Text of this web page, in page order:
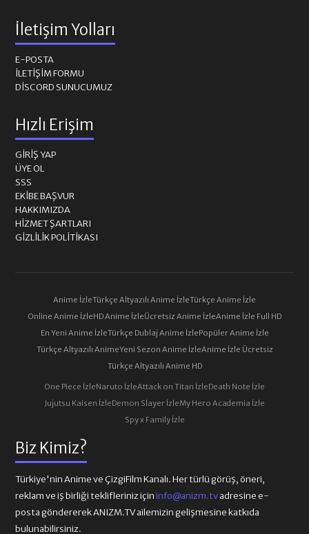
Biz Kimiz?
Türkiye'nin Anime ve ÇizgiFilm Kanalı. Her türlü görüş, öneri,
reklam ve iş birliği teklifleriniz içininfo@anizm.tvadresine e-
posta göndererek ANIZM.TV ailemizin gelişmesine katkıda
bulunabilirsiniz.
İletişim Yolları
E-POSTA
İLETIŞIM FORMU
DISCORD SUNUCUMUZ
Hızlı Erişim
GIRIŞ YAP
ÜYE OL
SSS
EKIBE BAŞVUR
HAKKIMIZDA
HIZMET ŞARTLARI
GIZLILIK POLITIKASI
Anime İzleTürkçe Altyazılı Anime İzleTürkçe Anime İzle
Online Anime İzleHD Anime İzleÜcretsiz Anime İzleAnime İzle Full HD
En Yeni Anime İzleTürkçe Dublaj Anime İzlePopüler Anime İzle
Türkçe Altyazılı AnimeYeni Sezon Anime İzleAnime İzle Ücretsiz
Türkçe Altyazılı Anime HD
One Piece İzleNaruto İzleAttack on Titan İzleDeath Note İzle
Jujutsu Kaisen İzleDemon Slayer İzleMy Hero Academia İzle
Spy x Family İzle